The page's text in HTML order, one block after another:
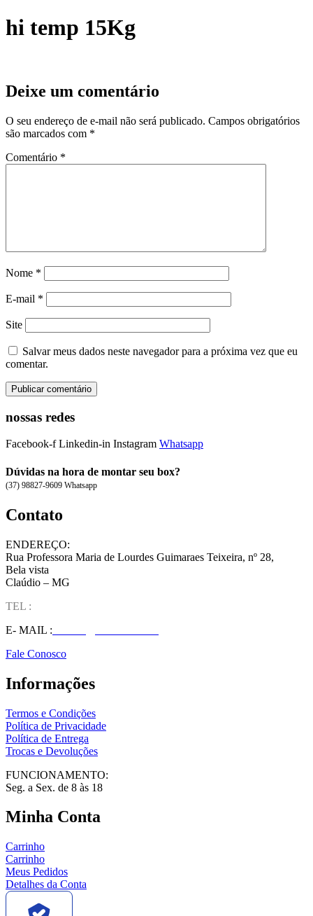
hi temp 15Kg
Deixe um comentário
O seu endereço de e-mail não será publicado. Campos obrigatórios
são marcados com *
Comentário *
Nome *
E-mail *
Site
Salvar meus dados neste navegador para a próxima vez que eu
comentar.
nossas redes
Facebook-f Linkedin-in Instagram Whatsapp
Dúvidas na hora de montar seu box?
(37) 98827-9609 Whatsapp
Contato
ENDEREÇO:
Rua Professora Maria de Lourdes Guimaraes Teixeira, nº 28,
Bela vista
Claúdio – MG
TEL :
E- MAIL :
Fale Conosco
Informações
Termos e Condições
Política de Privacidade
Política de Entrega
Trocas e Devoluções
FUNCIONAMENTO:
Seg. a Sex. de 8 às 18
Minha Conta
Carrinho
Carrinho
Meus Pedidos
Detalhes da Conta